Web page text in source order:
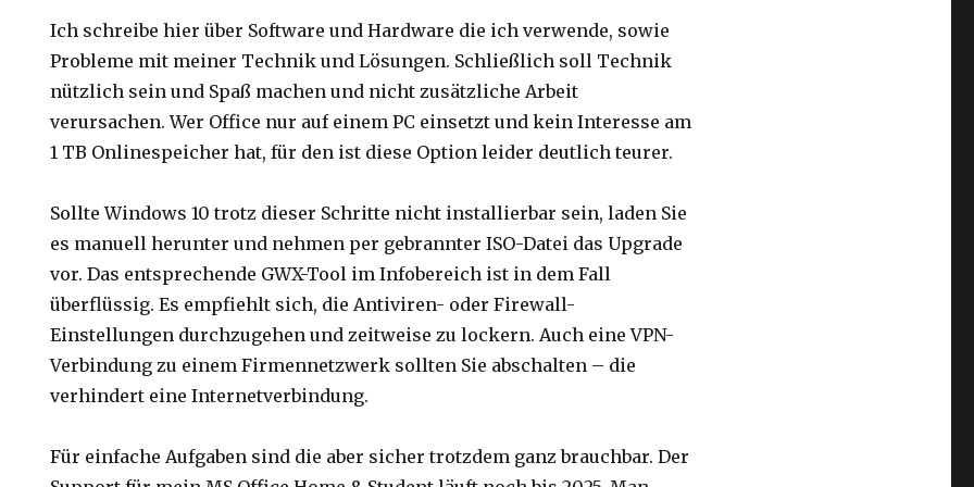
Ich schreibe hier über Software und Hardware die ich verwende, sowie
Probleme mit meiner Technik und Lösungen. Schließlich soll Technik
nützlich sein und Spaß machen und nicht zusätzliche Arbeit
verursachen. Wer Office nur auf einem PC einsetzt und kein Interesse am
1 TB Onlinespeicher hat, für den ist diese Option leider deutlich teurer.
Sollte Windows 10 trotz dieser Schritte nicht installierbar sein, laden Sie
es manuell herunter und nehmen per gebrannter ISO-Datei das Upgrade
vor. Das entsprechende GWX-Tool im Infobereich ist in dem Fall
überflüssig. Es empfiehlt sich, die Antiviren- oder Firewall-
Einstellungen durchzugehen und zeitweise zu lockern. Auch eine VPN-
Verbindung zu einem Firmennetzwerk sollten Sie abschalten – die
verhindert eine Internetverbindung.
Für einfache Aufgaben sind die aber sicher trotzdem ganz brauchbar. Der